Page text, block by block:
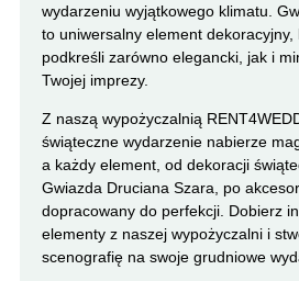
wydarzeniu wyjątkowego klimatu.
to uniwersalny element
podkreśli zarówno elegancki, jak i
Twojej imprezy.
Z naszą wypożyczalnią
świąteczne wydarzenie nabierze
a każdy element, od dekoracji
Gwiazda Druciana Szara, po
dopracowany do perfekcji. Dobierz
elementy z naszej wypożyczalni i
scenografię na swoje grudniowe